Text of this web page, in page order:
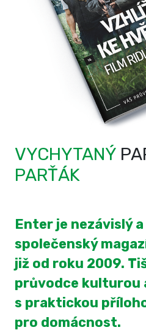
VYCHYTANÝ
PARŤÁK
Enter je nezávislý
společenský
již od roku 2009.
průvodce kulturou
s praktickou
pro domácnost.